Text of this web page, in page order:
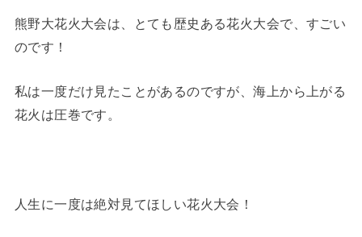
熊野大花火大会は、とても歴史ある花火大会で、すごい
のです！
私は一度だけ見たことがあるのですが、海上から上がる
花火は圧巻です。
人生に一度は絶対見てほしい花火大会！